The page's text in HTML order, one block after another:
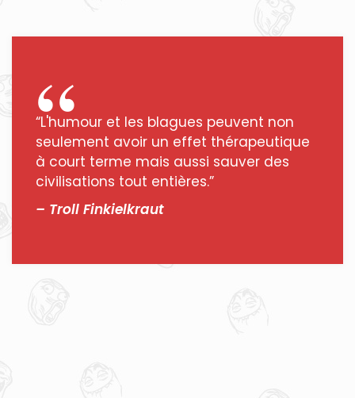
“L'humour et les blagues peuvent non
seulement avoir un effet thérapeutique
à court terme mais aussi sauver des
civilisations tout entières.”
– Troll Finkielkraut